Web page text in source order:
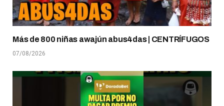
Más de 800 niñas awajún abus4das | CENTRÍFUGOS
07/08/2026